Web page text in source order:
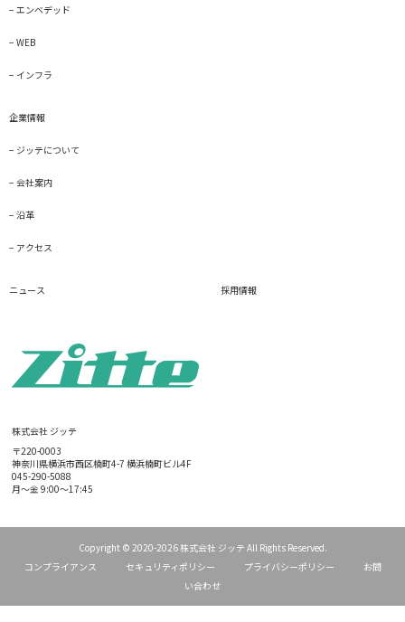
− エンベデッド
− WEB
− インフラ
企業情報
− ジッテについて
− 会社案内
− 沿革
− アクセス
ニュース 採用情報
株式会社 ジッテ
〒220-0003
神奈川県横浜市西区楠町4-7 横浜楠町ビル4F
045-290-5088
月～金 9:00～17:45
Copyright © 2020-2026 株式会社 ジッテ All Rights Reserved.
コンプライアンス
セキュリティポリシー プライバシーポリシー
お問
い合わせ